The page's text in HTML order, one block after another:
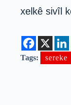
xelkê sivîl
Tags: sereke